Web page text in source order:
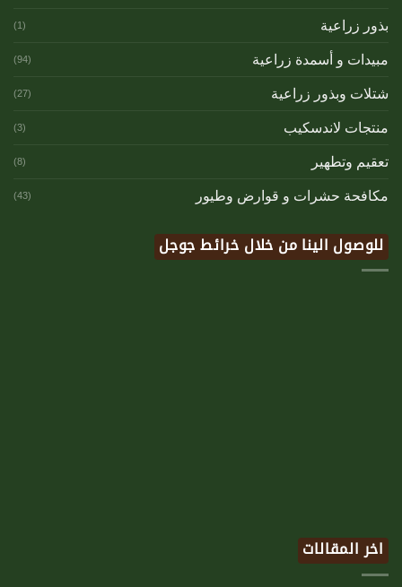
بذور زراعية (1)
مبيدات و أسمدة زراعية (94)
شتلات وبذور زراعية (27)
منتجات لاندسكيب (3)
تعقيم وتطهير (8)
مكافحة حشرات و قوارض وطيور (43)
للوصول الينا من خلال خرائط جوجل
اخر المقالات